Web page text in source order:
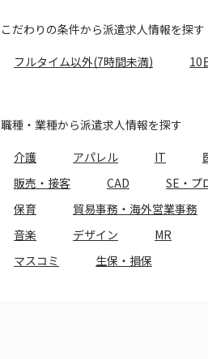
こだわりの条件から派遣求人情報を探す
フルタイム以外(7時間未満)
10
職種・業種から派遣求人情報を探す
介護
アパレル IT
販売・接客
CAD SE・プ
保育
貿易事務・海外営業事務
音楽
デザイン MR
マスコミ
生保・損保